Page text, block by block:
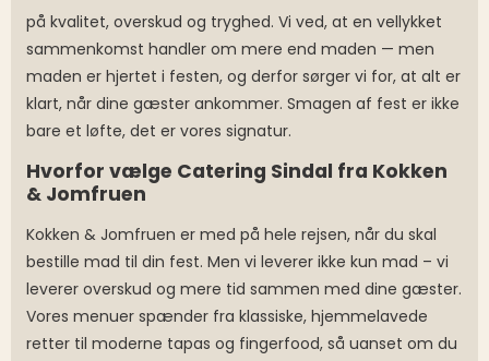
på kvalitet, overskud og tryghed. Vi ved, at en vellykket
sammenkomst handler om mere end maden — men
maden er hjertet i festen, og derfor sørger vi for, at alt er
klart, når dine gæster ankommer. Smagen af fest er ikke
bare et løfte, det er vores signatur.
Hvorfor vælge Catering Sindal fra Kokken
& Jomfruen
Kokken & Jomfruen er med på hele rejsen, når du skal
bestille mad til din fest. Men vi leverer ikke kun mad – vi
leverer overskud og mere tid sammen med dine gæster.
Vores menuer spænder fra klassiske, hjemmelavede
retter til moderne tapas og fingerfood, så uanset om du